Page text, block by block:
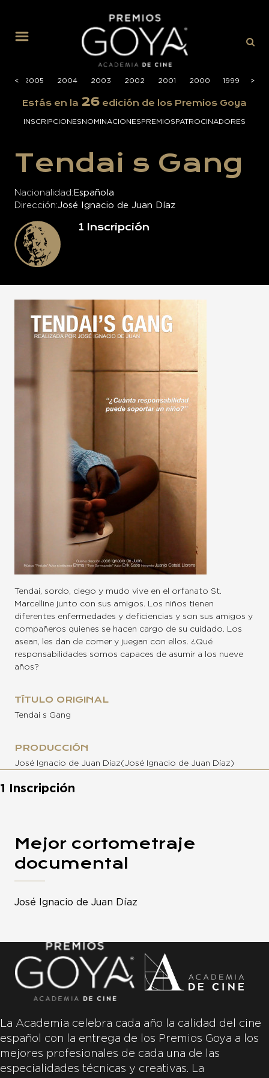
<
< 2005 2004 2003 2002 2001 2000 1999 >
>
Estás en la 26 edición de los Premios Goya
INSCRIPCIONESNOMINACIONESPREMIOSPATROCINADORES
Tendai s Gang
Nacionalidad Española
Dirección José Ignacio de Juan Díaz
1 Inscripción
Tendai, sordo, ciego y mudo vive en el orfanato St.
Marcelline junto con sus amigos. Los niños tienen
diferentes enfermedades y deficiencias y son sus amigos y
compañeros quienes se hacen cargo de su cuidado. Los
asean, les dan de comer y juegan con ellos. ¿Qué
responsabilidades somos capaces de asumir a los nueve
años?
TÍTULO ORIGINAL
Tendai s Gang
PRODUCCIÓN
José Ignacio de Juan Díaz(José Ignacio de Juan Díaz)
1 Inscripción
Mejor cortometraje
documental
José Ignacio de Juan Díaz
La Academia celebra cada año la calidad del cine
español con la entrega de los Premios Goya a los
mejores profesionales de cada una de las
especialidades técnicas y creativas. La